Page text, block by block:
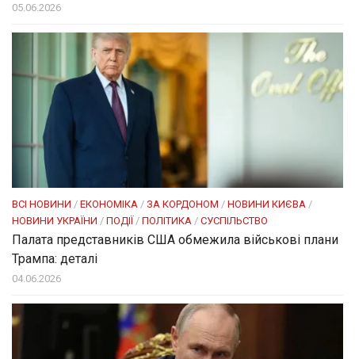
05.06.2026
ВСІ НОВИНИ / ЕКОНОМІКА / ЗА КОРДОНОМ / НОВИНИ КИЄВА /
НОВИНИ УКРАЇНИ / ПОДІЇ / ПОЛІТИКА / СУСПІЛЬСТВО
Палата представників США обмежила військові плани
Трампа: деталі
04.06.2026